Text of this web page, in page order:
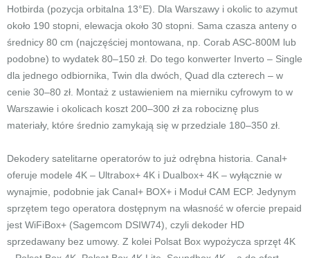
Hotbirda (pozycja orbitalna 13°E). Dla Warszawy i okolic to azymut
około 190 stopni, elewacja około 30 stopni. Sama czasza anteny o
średnicy 80 cm (najczęściej montowana, np. Corab ASC-800M lub
podobne) to wydatek 80–150 zł. Do tego konwerter Inverto – Single
dla jednego odbiornika, Twin dla dwóch, Quad dla czterech – w
cenie 30–80 zł. Montaż z ustawieniem na mierniku cyfrowym to w
Warszawie i okolicach koszt 200–300 zł za robociznę plus
materiały, które średnio zamykają się w przedziale 180–350 zł.
Dekodery satelitarne operatorów to już odrębna historia. Canal+
oferuje modele 4K – Ultrabox+ 4K i Dualbox+ 4K – wyłącznie w
wynajmie, podobnie jak Canal+ BOX+ i Moduł CAM ECP. Jedynym
sprzętem tego operatora dostępnym na własność w ofercie prepaid
jest WiFiBox+ (Sagemcom DSIW74), czyli dekoder HD
sprzedawany bez umowy. Z kolei Polsat Box wypożycza sprzęt 4K